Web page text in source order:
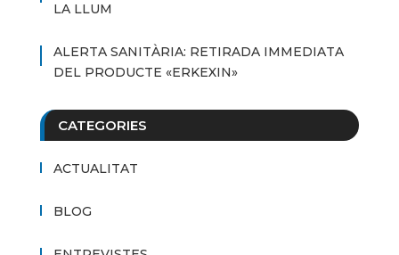
LA LLUM
ALERTA SANITÀRIA: RETIRADA IMMEDIATA
DEL PRODUCTE «ERKEXIN»
CATEGORIES
ACTUALITAT
BLOG